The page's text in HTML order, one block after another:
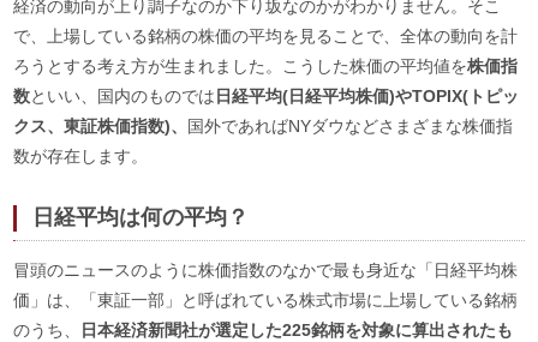
経済の動向が上り調子なのか下り坂なのかがわかりません。そこ
で、上場している銘柄の株価の平均を見ることで、全体の動向を計
ろうとする考え方が生まれました。こうした株価の平均値を株価指
数といい、国内のものでは 日経平均(日経平均株価)やTOPIX(トピッ
クス、東証株価指数)、
国外であればNYダウなどさまざまな株価指
数が存在します。
日経平均は何の平均？
冒頭のニュースのように株価指数のなかで最も身近な「日経平均株
価」は、「東証一部」と呼ばれている株式市場に上場している銘柄
のうち、
日本経済新聞社が選定した225銘柄を対象に算出されたも